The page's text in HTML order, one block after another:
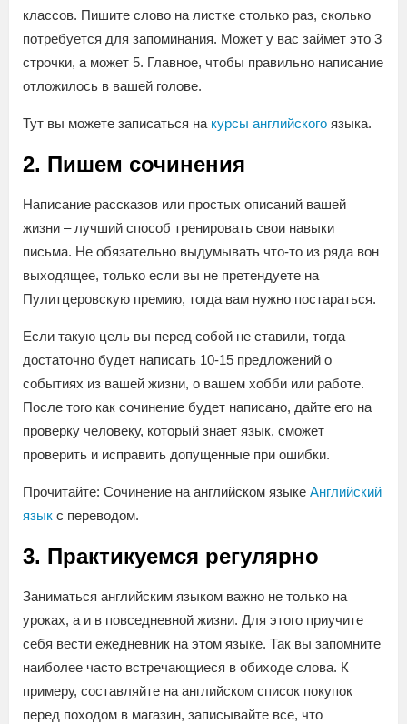
классов. Пишите слово на листке столько раз, сколько
потребуется для запоминания. Может у вас займет это 3
строчки, а может 5. Главное, чтобы правильно написание
отложилось в вашей голове.
Тут вы можете записаться на курсы английского языка.
2. Пишем сочинения
Написание рассказов или простых описаний вашей
жизни – лучший способ тренировать свои навыки
письма. Не обязательно выдумывать что-то из ряда вон
выходящее, только если вы не претендуете на
Пулитцеровскую премию, тогда вам нужно постараться.
Если такую цель вы перед собой не ставили, тогда
достаточно будет написать 10-15 предложений о
событиях из вашей жизни, о вашем хобби или работе.
После того как сочинение будет написано, дайте его на
проверку человеку, который знает язык, сможет
проверить и исправить допущенные при ошибки.
Прочитайте: Сочинение на английском языке Английский
язык с переводом.
3. Практикуемся регулярно
Заниматься английским языком важно не только на
уроках, а и в повседневной жизни. Для этого приучите
себя вести ежедневник на этом языке. Так вы запомните
наиболее часто встречающиеся в обиходе слова. К
примеру, составляйте на английском список покупок
перед походом в магазин, записывайте все, что